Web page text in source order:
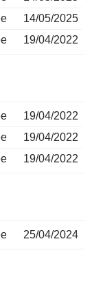
14/05/2025
19/04/2022
19/04/2022
19/04/2022
19/04/2022
25/04/2024